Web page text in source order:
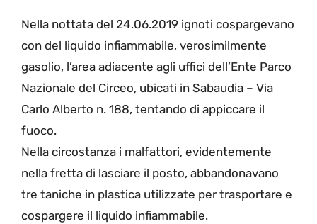
Nella nottata del 24.06.2019 ignoti cospargevano
con del liquido infiammabile, verosimilmente
gasolio, l’area adiacente agli uffici dell’Ente Parco
Nazionale del Circeo, ubicati in Sabaudia – Via
Carlo Alberto n. 188, tentando di appiccare il
fuoco.
Nella circostanza i malfattori, evidentemente
nella fretta di lasciare il posto, abbandonavano
tre taniche in plastica utilizzate per trasportare e
cospargere il liquido infiammabile.